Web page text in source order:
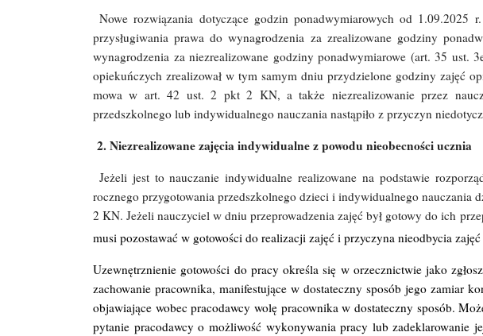
Nowe rozwiązania dotyczące godzin ponadwymiarowych od
przysługiwania prawa do wynagrodzenia za zrealizowane godziny
wynagrodzenia za niezrealizowane godziny ponadwymiarowe (art. 35
opiekuńczych zrealizował w tym samym dniu przydzielone godziny zajęć
mowa w art. 42 ust. 2 pkt 2 KN, a także niezrealizowanie przez
przedszkolnego lub indywidualnego nauczania nastąpiło z przyczyn
2. Niezrealizowane zajęcia indywidualne z powodu nieobecności ucznia
Jeżeli jest to nauczanie indywidualne realizowane na podstawie
rocznego przygotowania przedszkolnego dzieci i indywidualnego nauczania
2 KN. Jeżeli nauczyciel w dniu przeprowadzenia zajęć był gotowy do ich
musi pozostawać w gotowości do realizacji zajęć i przyczyna nieodbycia
Uzewnętrznienie gotowości do pracy określa się w orzecznictwie jako
zachowanie pracownika, manifestujące w dostateczny sposób jego zamiar
objawiające wobec pracodawcy wolę pracownika w dostateczny sposób.
pytanie pracodawcy o możliwość wykonywania pracy lub zadeklarowanie